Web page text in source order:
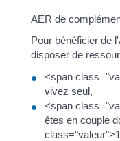
AER de
Pour bénéficier de
disposer de
<span
vivez seul,
<span
êtes en couple